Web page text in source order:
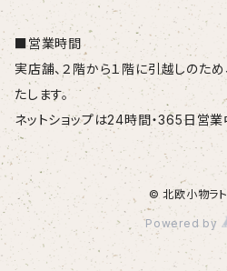
■営業時間
実店舗、２階から１階に引越しのた
たします。
ネットショップは24時間・365日営業
© 北欧小物ラ
Powered by